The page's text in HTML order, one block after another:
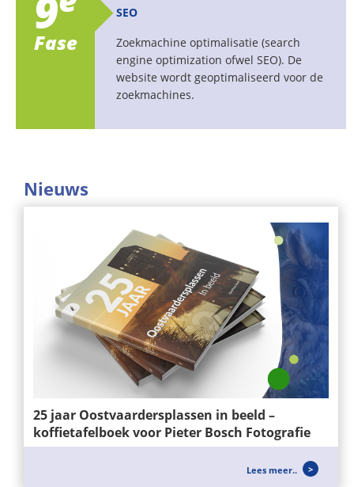
Fase
SEO
Zoekmachine optimalisatie (search
engine optimization ofwel SEO). De
website wordt geoptimaliseerd voor de
zoekmachines.
Nieuws
25 jaar Oostvaardersplassen in beeld –
koffietafelboek voor Pieter Bosch Fotografie
ontwerp en de realisatie verzorgen van het...
Lees meer..